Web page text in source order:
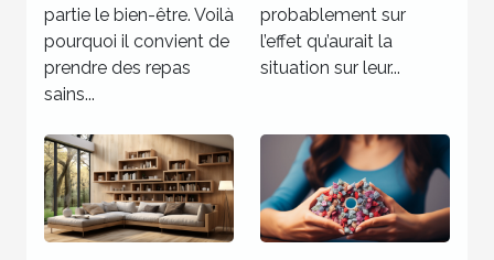
partie le bien-être. Voilà
pourquoi il convient de
prendre des repas
sains...
probablement sur
l’effet qu’aurait la
situation sur leur...